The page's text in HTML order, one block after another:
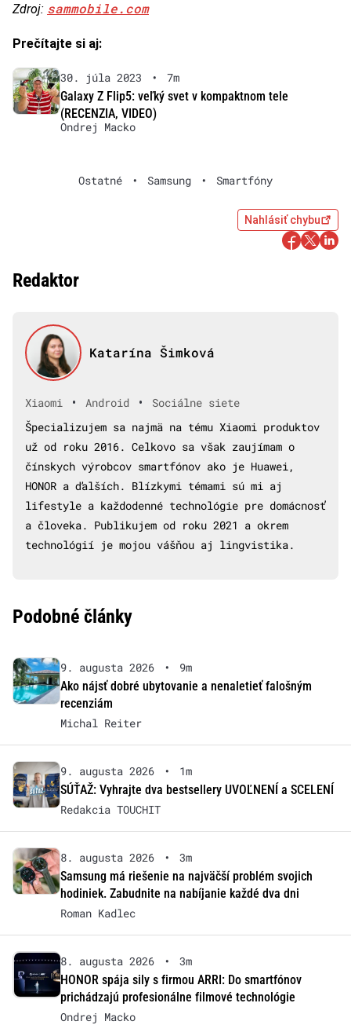
Zdroj: sammobile.com
Prečítajte si aj:
30. júla 2023 •
7m
Galaxy Z Flip5: veľký svet v kompaktnom tele
(RECENZIA, VIDEO)
Ondrej Macko
Ostatné • Samsung • Smartfóny
Nahlásiť chybu
Redaktor
Katarína Šimková
Xiaomi • Android •
Sociálne siete
Špecializujem sa najmä na tému Xiaomi produktov
už od roku 2016. Celkovo sa však zaujímam o
čínskych výrobcov smartfónov ako je Huawei,
HONOR a ďalších. Blízkymi témami sú mi aj
lifestyle a každodenné technológie pre domácnosť
a človeka. Publikujem od roku 2021 a okrem
technológií je mojou vášňou aj lingvistika.
Podobné články
9. augusta 2026 •
9m
Ako nájsť dobré ubytovanie a nenaletieť falošným
recenziám
Michal Reiter
9. augusta 2026 •
1m
SÚŤAŽ: Vyhrajte dva bestsellery UVOĽNENÍ a SCELENÍ
Redakcia TOUCHIT
8. augusta 2026 •
3m
Samsung má riešenie na najväčší problém svojich
hodiniek. Zabudnite na nabíjanie každé dva dni
Roman Kadlec
8. augusta 2026 •
3m
HONOR spája sily s firmou ARRI: Do smartfónov
prichádzajú profesionálne filmové technológie
Ondrej Macko